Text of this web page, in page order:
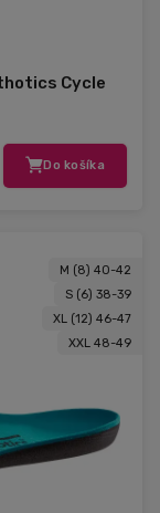
Cycle
Do košíka
M (8) 40-42
S (6) 38-39
XL (12) 46-47
XXL 48-49